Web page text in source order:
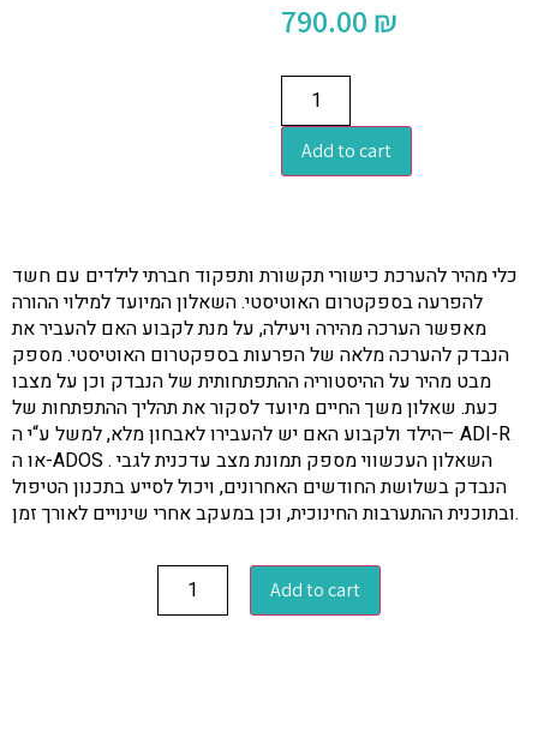
790.00 ₪
Add to cart
כלי מהיר להערכת כישורי תקשורת ותפקוד חברתי לילדים עם חשד
להפרעה בספקטרום האוטיסטי. השאלון המיועד למילוי ההורה
מאפשר הערכה מהירה ויעילה, על מנת לקבוע האם להעביר את
הנבדק להערכה מלאה של הפרעות בספקטרום האוטיסטי. מספק
מבט מהיר על ההיסטוריה ההתפתחותית של הנבדק וכן על מצבו
כעת. שאלון משך החיים מיועד לסקור את תהליך ההתפתחות של
הילד ולקבוע האם יש להעבירו לאבחון מלא, למשל ע“י ה– ADI-R
או ה-ADOS . השאלון העכשווי מספק תמונת מצב עדכנית לגבי
הנבדק בשלושת החודשים האחרונים, ויכול לסייע בתכנון הטיפול
ובתוכנית ההתערבות החינוכית, וכן במעקב אחרי שינויים לאורך זמן.
Add to cart